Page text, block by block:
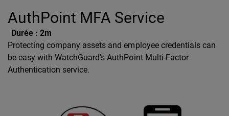
AuthPoint MFA Service
Durée : 2m
Protecting company assets and employee credentials can
be easy with WatchGuard's AuthPoint Multi-Factor
Authentication service.